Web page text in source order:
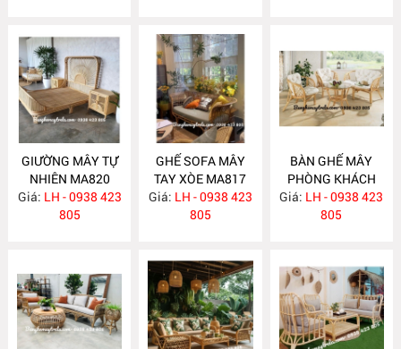
GIƯỜNG MÂY TỰ
NHIÊN MA820
Giá: LH - 0938 423
805
GHẾ SOFA MÂY
TAY XÒE MA817
Giá: LH - 0938 423
805
BÀN GHẾ MÂY
PHÒNG KHÁCH
NHỎ GỌN MA814
Giá: LH - 0938 423
805